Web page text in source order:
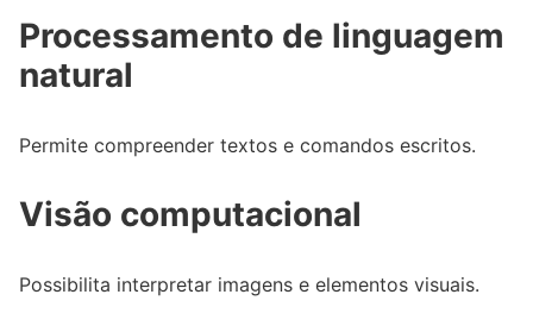
Processamento de linguagem
natural
Permite compreender textos e comandos escritos.
Visão computacional
Possibilita interpretar imagens e elementos visuais.